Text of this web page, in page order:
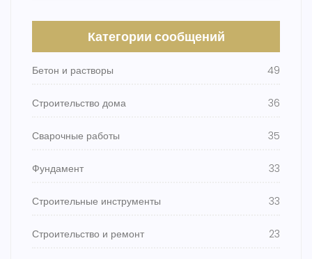
Категории сообщений
Бетон и растворы 49
Строительство дома 36
Сварочные работы 35
Фундамент 33
Строительные инструменты 33
Строительство и ремонт 23